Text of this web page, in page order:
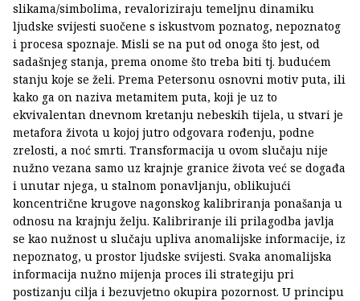
slikama/simbolima, revaloriziraju temeljnu dinamiku
ljudske svijesti suočene s iskustvom poznatog, nepoznatog
i procesa spoznaje. Misli se na put od onoga što jest, od
sadašnjeg stanja, prema onome što treba biti tj. budućem
stanju koje se želi. Prema Petersonu osnovni motiv puta, ili
kako ga on naziva metamitem puta, koji je uz to
ekvivalentan dnevnom kretanju nebeskih tijela, u stvari je
metafora života u kojoj jutro odgovara rođenju, podne
zrelosti, a noć smrti. Transformacija u ovom slučaju nije
nužno vezana samo uz krajnje granice života već se događa
i unutar njega, u stalnom ponavljanju, oblikujući
koncentrične krugove nagonskog kalibriranja ponašanja u
odnosu na krajnju želju. Kalibriranje ili prilagodba javlja
se kao nužnost u slučaju upliva anomalijske informacije, iz
nepoznatog, u prostor ljudske svijesti. Svaka anomalijska
informacija nužno mijenja proces ili strategiju pri
postizanju cilja i bezuvjetno okupira pozornost. U principu